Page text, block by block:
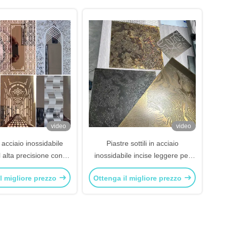
video
inossidabile
alta precisione con
funzioni di
superficiale
migliore prezzo
video
Piastre sottili in acciaio
inossidabile incise leggere per
coperture posteriori di dispositivi
elettronici
Ottenga il migliore prezzo